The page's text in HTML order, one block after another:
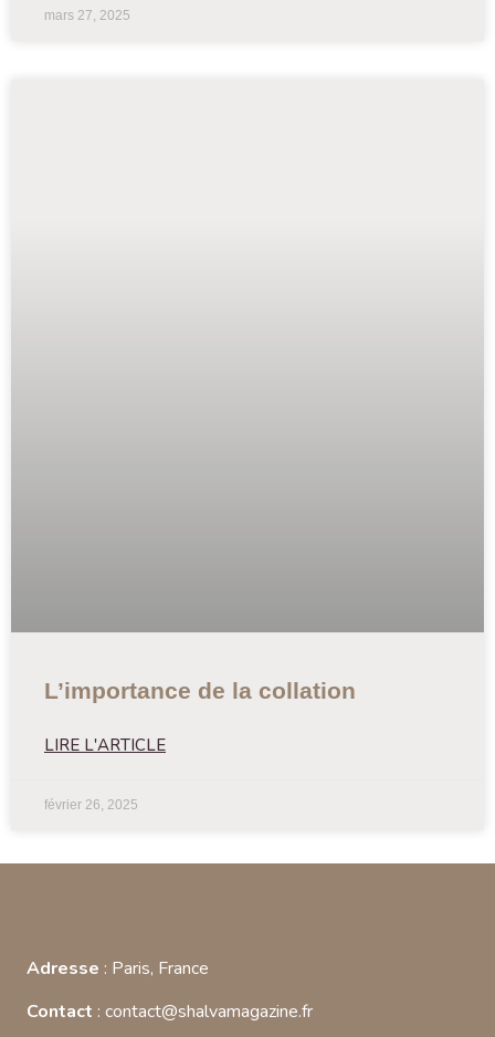
mars 27, 2025
L’importance de la collation
LIRE L'ARTICLE
février 26, 2025
Adresse : Paris, France
Contact : contact@shalvamagazine.fr